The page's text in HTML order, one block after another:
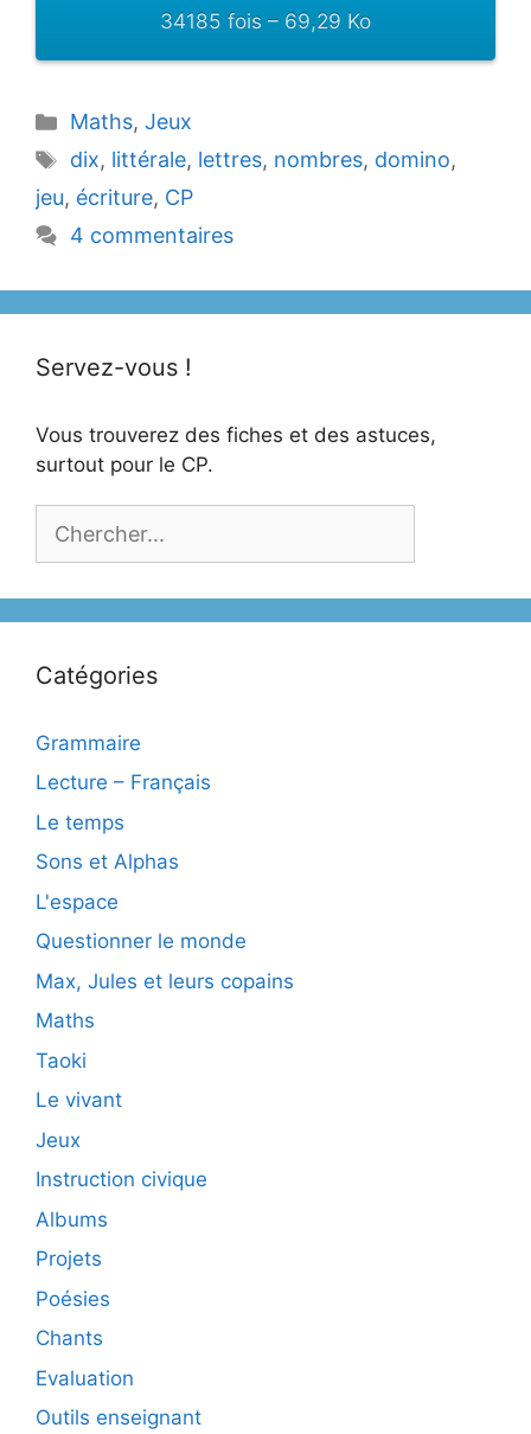
34185 fois – 69,29 Ko
Catégories
Maths, Jeux
Étiquettes
dix, littérale, lettres, nombres, domino,
jeu, écriture, CP
4 commentaires
Servez-vous !
Vous trouverez des fiches et des astuces,
surtout pour le CP.
Catégories
Grammaire
Lecture – Français
Le temps
Sons et Alphas
L'espace
Questionner le monde
Max, Jules et leurs copains
Maths
Taoki
Le vivant
Jeux
Instruction civique
Albums
Projets
Poésies
Chants
Evaluation
Outils enseignant